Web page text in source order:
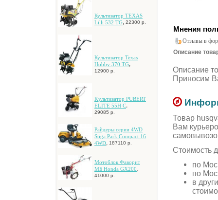
Культиватор TEXAS
Lilli 532 TG, 22300 р.
Культиватор Texas
Hobby 370 TG,
12900 р.
Kультивaтop PUBERT
ELITE 55H C,
29085 р.
Paйдepы cepии 4WD
Stiga Park Compact 16
4WD, 187110 р.
Мотоблок Фаворит
МБ Honda GX200
41000 р.
Мнения
Отзывы в
Описание
Описание
Приносим
Товар
Вам
Стоимость
по
по
в